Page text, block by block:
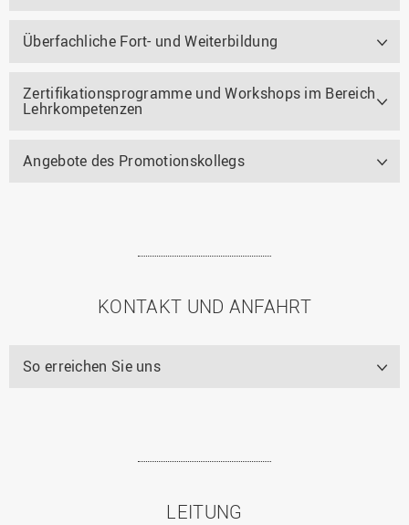
Überfachliche Fort- und Weiterbildung
Zertifikationsprogramme und Workshops im Bereich
Lehrkompetenzen
Angebote des Promotionskollegs
KONTAKT UND ANFAHRT
So erreichen Sie uns
LEITUNG